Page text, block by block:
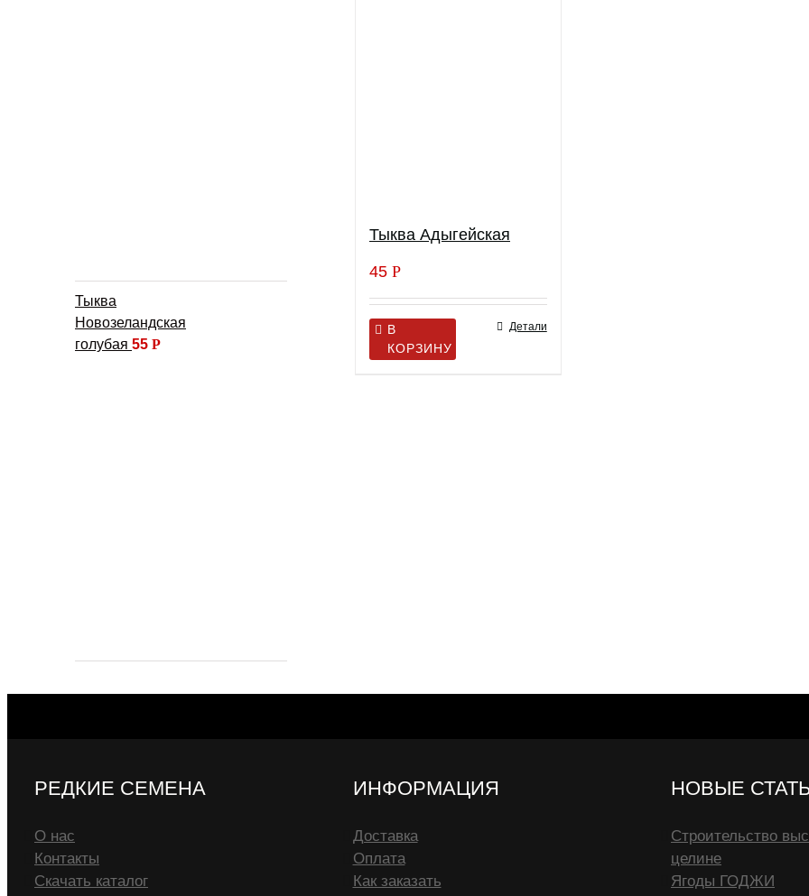
Тыква Адыгейская
45Р
В
КОРЗИНУ
Детали
Тыква
Новозеландская
голубая 55 Р
РЕДКИЕ СЕМЕНА
О нас
Контакты
Скачать каталог
ИНФОРМАЦИЯ
Доставка
Оплата
Как заказать
НОВЫЕ
Строительство
целине
Ягоды ГОДЖИ